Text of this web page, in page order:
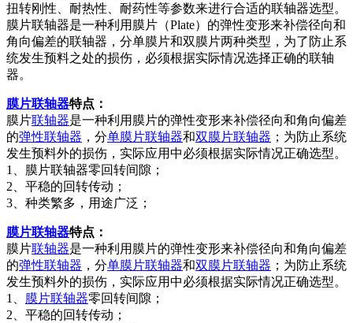
扭转刚性、耐热性、耐药性等参数来进行合适的联轴器选型。
膜片联轴器是一种利用膜片（Plate）的弹性变形来补偿径向和
角向偏差的联轴器，分单膜片和双膜片两种类型，为了防止系
统发生预料之处的损伤，必须根据实际情况选择正确的联轴
器。
膜片联轴器特点：
膜片联轴器是一种利用膜片的弹性变形来补偿径向和角向偏差
的弹性联轴器 ，分单膜片联轴器和双膜片联轴器 ；为防止系统
发生预料外的损伤，实际应用中必须根据实际情况正确选型。
1、膜片联轴器零回转间隙；
2、平稳的回转传动；
3、种类繁多，用途广泛；
膜片联轴器特点：
膜片联轴器是一种利用膜片的弹性变形来补偿径向和角向偏差
的弹性联轴器 ，分单膜片联轴器和双膜片联轴器 ；为防止系统
发生预料外的损伤，实际应用中必须根据实际情况正确选型。
1、 膜片联轴器零回转间隙；
2、平稳的回转传动；